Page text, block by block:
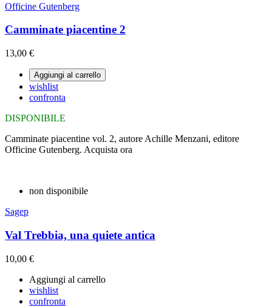
Officine Gutenberg
Camminate piacentine 2
13,00 €
Aggiungi al carrello
wishlist
confronta
DISPONIBILE
Camminate piacentine vol. 2, autore Achille Menzani, editore
Officine Gutenberg. Acquista ora
non disponibile
Sagep
Val Trebbia, una quiete antica
10,00 €
Aggiungi al carrello
wishlist
confronta